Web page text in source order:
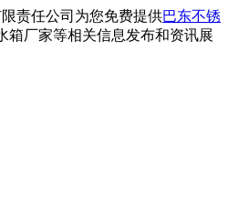
责任公司为您免费提供巴东不锈
箱厂家等相关信息发布和资讯展